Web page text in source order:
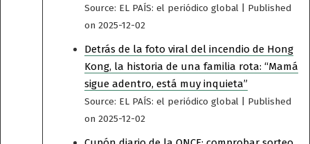
Source: EL PAÍS: el periódico global
Published
on 2025-12-02
Detrás de la foto viral del incendio de Hong
Kong, la historia de una familia rota: “Mamá
sigue adentro, está muy inquieta”
Source: EL PAÍS: el periódico global
Published
on 2025-12-02